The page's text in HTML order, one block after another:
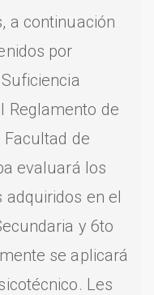
a continuación
por
Reglamento de
de
evaluará los
en el
y 6to
se aplicará
Les